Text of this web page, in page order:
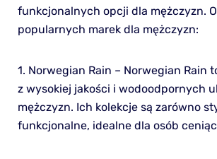
funkcjonalnych opcji dla mężczyzn.
popularnych marek dla mężczyzn:
1. Norwegian Rain – Norwegian Rain
z wysokiej jakości i wodoodpornych
mężczyzn. Ich kolekcje są zarówno
funkcjonalne, idealne dla osób